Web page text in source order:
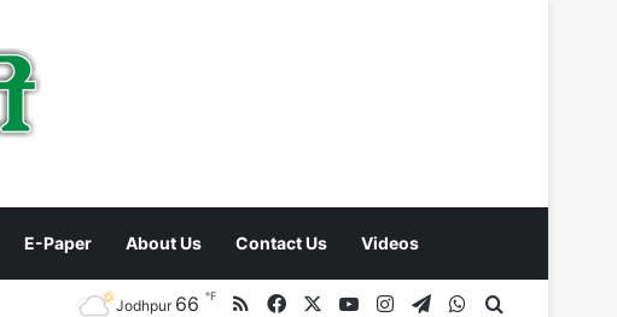
E-Paper About Us Contact Us Videos
Jodhpur 66 ℉ RSSFacebookYouTubeInstagram
TelegramWhatsApp